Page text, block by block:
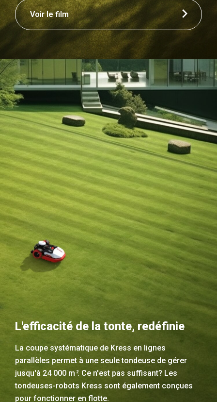
Voir le film
L'efficacité de la tonte, redéfinie
La coupe systématique de Kress en lignes
parallèles permet à une seule tondeuse de gérer
jusqu'à 24 000 m 2. Ce n'est pas suffisant? Les
tondeuses-robots Kress sont également conçues
pour fonctionner en flotte.